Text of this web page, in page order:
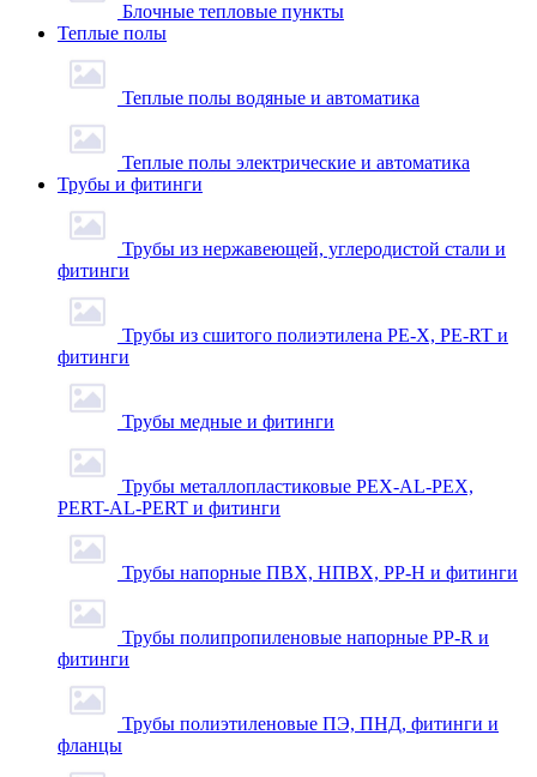
Блочные тепловые пункты
Теплые полы
Теплые полы водяные и автоматика
Теплые полы электрические и автоматика
Трубы и фитинги
Трубы из нержавеющей, углеродистой стали и
фитинги
Трубы из сшитого полиэтилена PE-X, PE-RT и
фитинги
Трубы медные и фитинги
Трубы металлопластиковые PEX-AL-PEX,
PERT-AL-PERT и фитинги
Трубы напорные ПВХ, НПВХ, PP-H и фитинги
Трубы полипропиленовые напорные PP-R и
фитинги
Трубы полиэтиленовые ПЭ, ПНД, фитинги и
фланцы